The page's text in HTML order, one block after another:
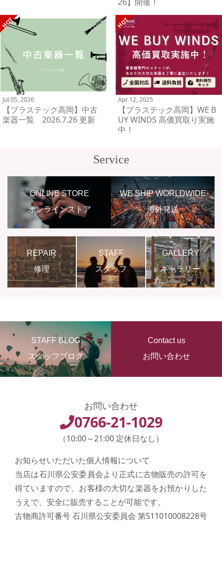
Jul 05, 2026
【ブラステック高岡】中古
楽器一覧 2026.7.26 更新
Apr 12, 2025
【ブラステック高岡】WE B
UY WINDS 高価買取り実施
中！
Service
ONLINE STORE
オンラインストア
WE SHIP WORLDWIDE
海外発送
REPAIR
修理
STAFF
スタッフ
GALLERY
ギャラリー
STAFF BLOG
スタッフブログ
Contact us
お問い合わせ
お問い合わせ
0766-21-1029
（10:00～21:00 定休日なし）
お知らせいただいた個人情報について
当店は石川県公安委員会より正式に古物販売の許可を
得ていますので、お客様の大切な楽器をお預かりした
うえで、安全に販売することが可能です。
古物商許可番号 石川県公安委員会 第511010008228号